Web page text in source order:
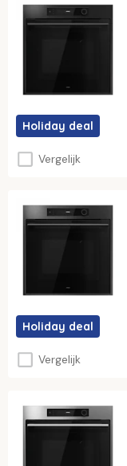
Holiday deal
Vergelijk
Holiday deal
Vergelijk